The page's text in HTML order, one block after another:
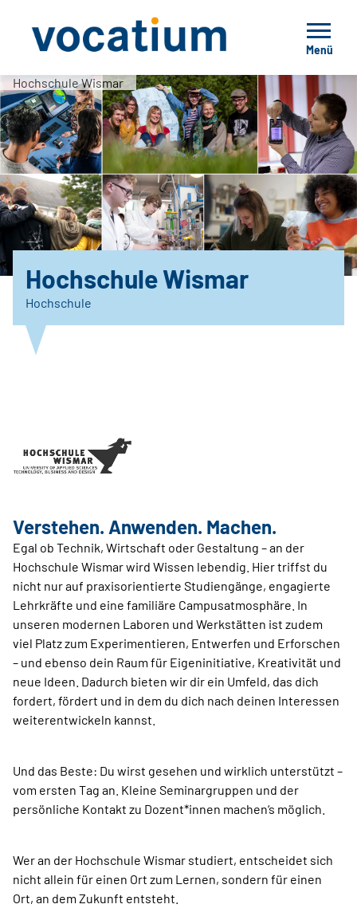
Menü
Hochschule Wismar
Hochschule Wismar
Hochschule
Verstehen. Anwenden. Machen.
Egal ob Technik, Wirtschaft oder Gestaltung – an der
Hochschule Wismar wird Wissen lebendig. Hier triffst du
nicht nur auf praxisorientierte Studiengänge, engagierte
Lehrkräfte und eine familiäre Campusatmosphäre. In
unseren modernen Laboren und Werkstätten ist zudem
viel Platz zum Experimentieren, Entwerfen und Erforschen
– und ebenso dein Raum für Eigeninitiative, Kreativität und
neue Ideen. Dadurch bieten wir dir ein Umfeld, das dich
fordert, fördert und in dem du dich nach deinen Interessen
weiterentwickeln kannst.
Und das Beste: Du wirst gesehen und wirklich unterstützt –
vom ersten Tag an. Kleine Seminargruppen und der
persönliche Kontakt zu Dozent*innen machen‘s möglich.
Wer an der Hochschule Wismar studiert, entscheidet sich
nicht allein für einen Ort zum Lernen, sondern für einen
Ort, an dem Zukunft entsteht.